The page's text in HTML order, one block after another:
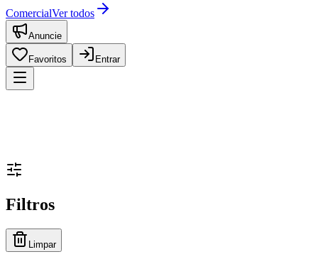
ComercialVer todos
Anuncie
Favoritos Entrar
Filtros
Limpar